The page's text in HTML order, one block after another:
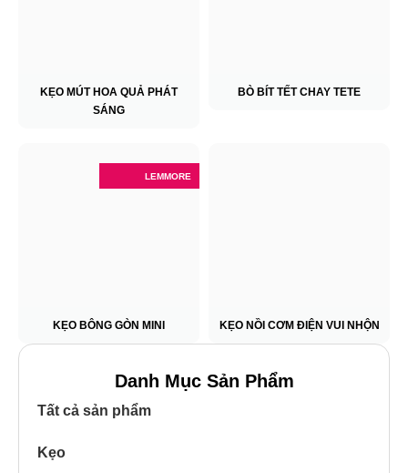
KẸO MÚT HOA QUẢ PHÁT
SÁNG
BÒ BÍT TẾT CHAY TETE
LEMMORE
KẸO BÔNG GÒN MINI KẸO NỒI CƠM ĐIỆN VUI NHỘN
Danh Mục Sản Phẩm
Tất cả sản phẩm
Kẹo